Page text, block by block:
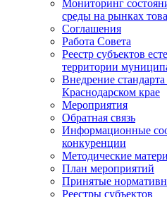
Мониторинг
среды на рынках
Соглашения
Работа Совета
Реестр субъектов
территории
Внедрение
Краснодарском крае
Мероприятия
Обратная связь
Информационные
конкуренции
Методические
План мероприятий
Принятые
Реестры субъектов